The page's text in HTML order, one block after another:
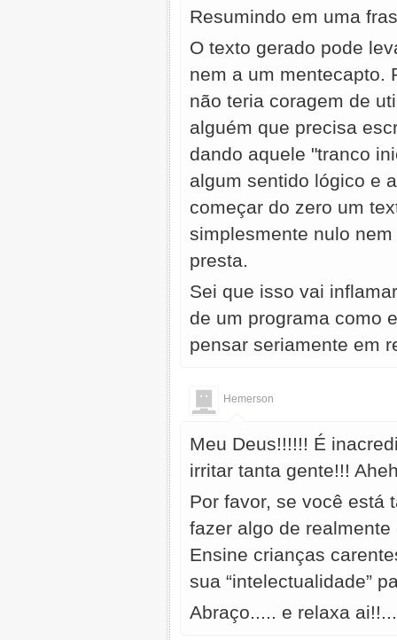
Resumindo em uma
O texto gerado pode
nem a um mentecapto.
não teria coragem de
alguém que precisa
dando aquele "tranco
algum sentido lógico e
começar do zero um
simplesmente nulo
presta.
Sei que isso vai
de um programa como
pensar seriamente em
Hemerson
Meu Deus!!!!!! É
irritar tanta gente!!!
Por favor, se você está
fazer algo de
Ensine crianças
sua “intelectualidade”
Abraço..... e relaxa